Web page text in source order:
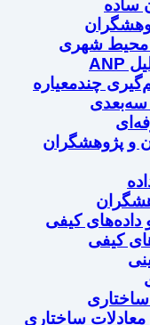
ساده